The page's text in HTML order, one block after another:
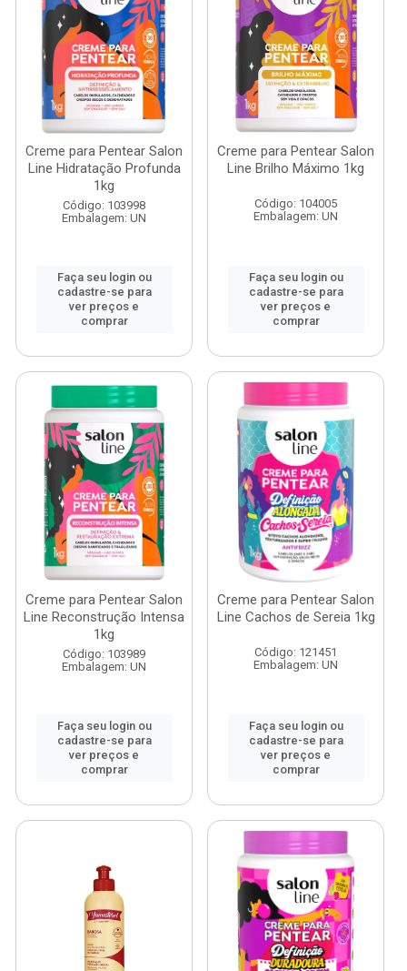
Creme para Pentear Salon
Line Hidratação Profunda
1kg
Código: 103998
Embalagem: UN
Faça seu login ou
cadastre-se para
ver preços e
comprar
Creme para Pentear Salon
Line Brilho Máximo 1kg
Código: 104005
Embalagem: UN
Faça seu login ou
cadastre-se para
ver preços e
comprar
Creme para Pentear Salon
Line Reconstrução Intensa
1kg
Código: 103989
Embalagem: UN
Faça seu login ou
cadastre-se para
ver preços e
comprar
Creme para Pentear Salon
Line Cachos de Sereia 1kg
Código: 121451
Embalagem: UN
Faça seu login ou
cadastre-se para
ver preços e
comprar